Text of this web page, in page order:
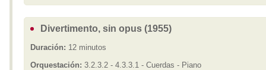
Divertimento, sin opus (1955)
Duración: 12 minutos
Orquestación: 3.2.3.2 - 4.3.3.1 - Cuerdas - Piano